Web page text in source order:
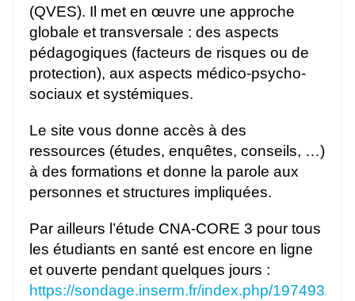
(QVES). Il met en œuvre une approche
globale et transversale : des aspects
pédagogiques (facteurs de risques ou de
protection), aux aspects médico-psycho-
sociaux et systémiques.
Le site vous donne accès à des
ressources (études, enquêtes, conseils, …)
à des formations et donne la parole aux
personnes et structures impliquées.
Par ailleurs l’étude CNA-CORE 3 pour tous
les étudiants en santé est encore en ligne
et ouverte pendant quelques jours :
https://sondage.inserm.fr/index.php/197493/